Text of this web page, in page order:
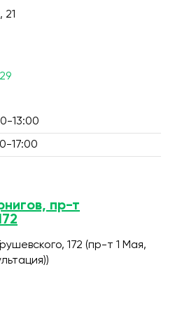
13:00
17:00
пр-т
172 (пр-т 1 Мая,